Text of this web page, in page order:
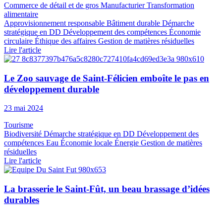
Commerce de détail et de gros Manufacturier Transformation
alimentaire
Approvisionnement responsable Bâtiment durable Démarche
stratégique en DD Développement des compétences Économie
circulaire Éthique des affaires Gestion de matières résiduelles
Lire l'article
Le Zoo sauvage de Saint-Félicien emboîte le pas en
développement durable
23 mai 2024
Tourisme
Biodiversité Démarche stratégique en DD Développement des
compétences Eau Économie locale Énergie Gestion de matières
résiduelles
Lire l'article
La brasserie le Saint-Fût, un beau brassage d’idées
durables